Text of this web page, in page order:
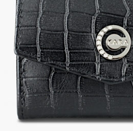
Dárkové poukazy
Extra výhodné
Bundy a kabáty -50 %
Česky